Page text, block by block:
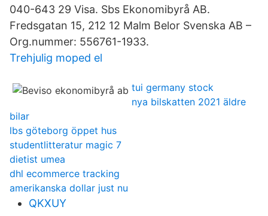
040-643 29 Visa. Sbs Ekonomibyrå AB.
Fredsgatan 15, 212 12 Malm Belor Svenska AB –
Org.nummer: 556761-1933.
Trehjulig moped el
tui germany stock
nya bilskatten 2021 äldre
bilar
lbs göteborg öppet hus
studentlitteratur magic 7
dietist umea
dhl ecommerce tracking
amerikanska dollar just nu
QKXUY